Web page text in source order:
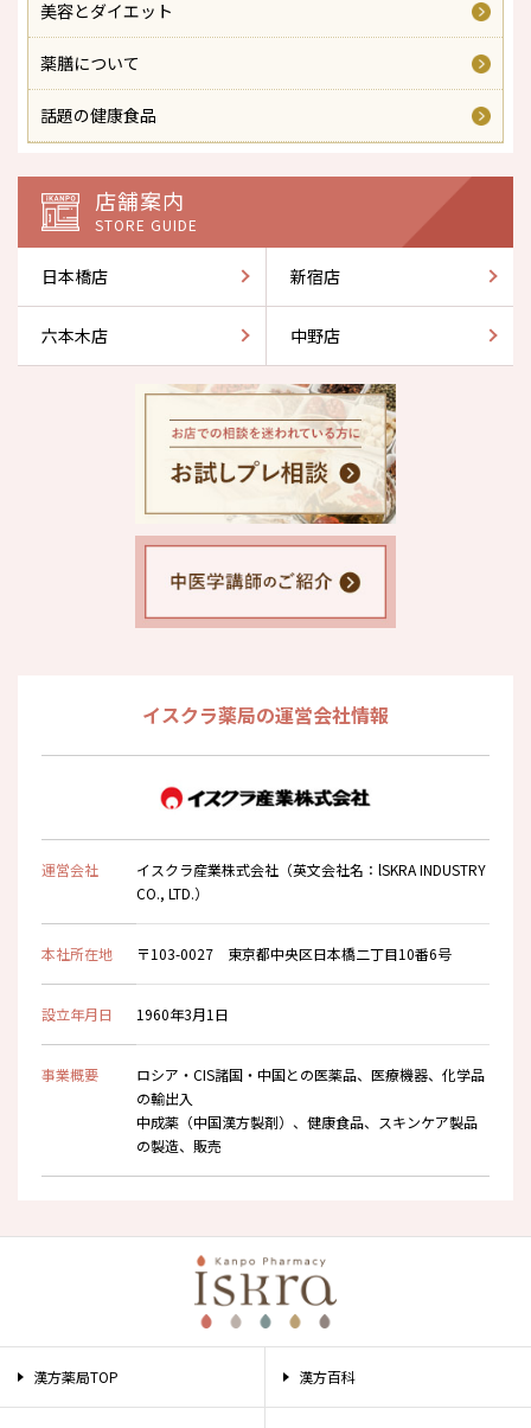
美容とダイエット
薬膳について
話題の健康食品
店舗案内
STORE GUIDE
日本橋店 新宿店
六本木店 中野店
イスクラ薬局の運営会社情報
運営会社
イスクラ産業株式会社（英文会社名：lSKRA INDUSTRY
CO., LTD.）
本社所在地 〒103-0027 東京都中央区日本橋二丁目10番6号
設立年月日 1960年3月1日
事業概要
ロシア・CIS諸国・中国との医薬品、医療機器、化学品
の輸出入
中成薬（中国漢方製剤）、健康食品、スキンケア製品
の製造、販売
漢方薬局TOP 漢方百科